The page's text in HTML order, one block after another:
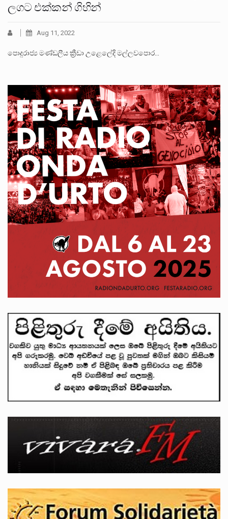
ලගට එක්කන් ගිහින්
Aug 11, 2022
පොදුරාජ්‍ය මණ්ඩලීය ක්‍රීඩා උළෙලේදි මල්ලවපොර…